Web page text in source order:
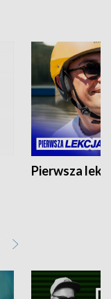
Pierwsza